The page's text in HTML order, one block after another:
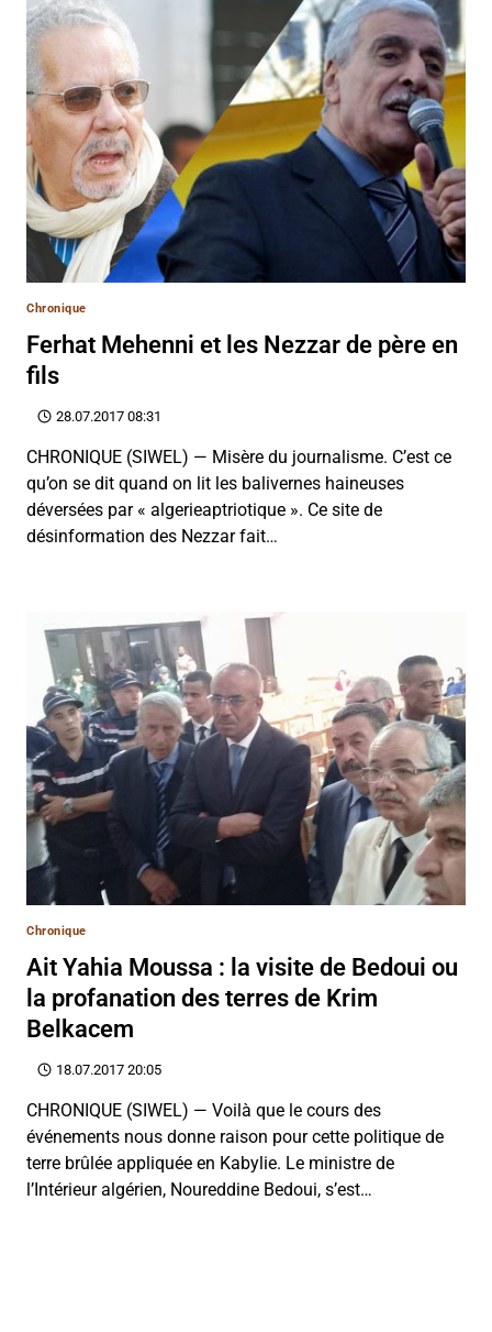
Chronique
Ferhat Mehenni et les Nezzar de père en
fils
28.07.2017 08:31
CHRONIQUE (SIWEL) — Misère du journalisme. C’est ce
qu’on se dit quand on lit les balivernes haineuses
déversées par « algerieaptriotique ». Ce site de
désinformation des Nezzar fait…
Chronique
Ait Yahia Moussa : la visite de Bedoui ou
la profanation des terres de Krim
Belkacem
18.07.2017 20:05
CHRONIQUE (SIWEL) — Voilà que le cours des
événements nous donne raison pour cette politique de
terre brûlée appliquée en Kabylie. Le ministre de
l’Intérieur algérien, Noureddine Bedoui, s’est…